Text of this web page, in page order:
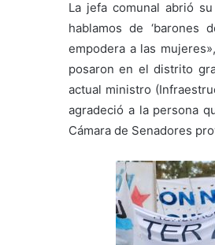
La jefa comunal abrió
hablamos de ‘barones
empodera a las
posaron en el distrito
actual ministro
agradeció a la persona
Cámara de Senadores